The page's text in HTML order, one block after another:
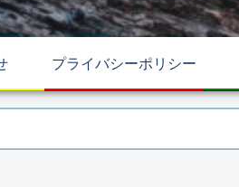
プライバシーポリシー